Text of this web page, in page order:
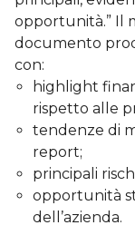
opportunità.” Il
documento
con:
highlight
rispetto alle
tendenze di
report;
principali
opportunità
dell’azienda.